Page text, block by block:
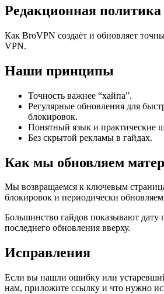
Редакционная политика
Как BroVPN создаёт и обновляет
VPN.
Наши принципы
Точность важнее “хайпа”.
Регулярные обновления для
блокировок.
Понятный язык и практические
Без скрытой рекламы в гайдах.
Как мы обновляем
Мы возвращаемся к ключевым
блокировок и периодически
Большинство гайдов показывают дату
последнего обновления вверху.
Исправления
Если вы нашли ошибку или
нам, приложите ссылку и что нужно